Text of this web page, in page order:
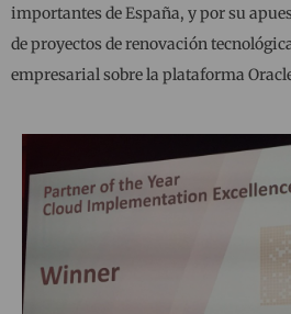
importantes de España, y por su
de proyectos de renovación
empresarial sobre la plataforma